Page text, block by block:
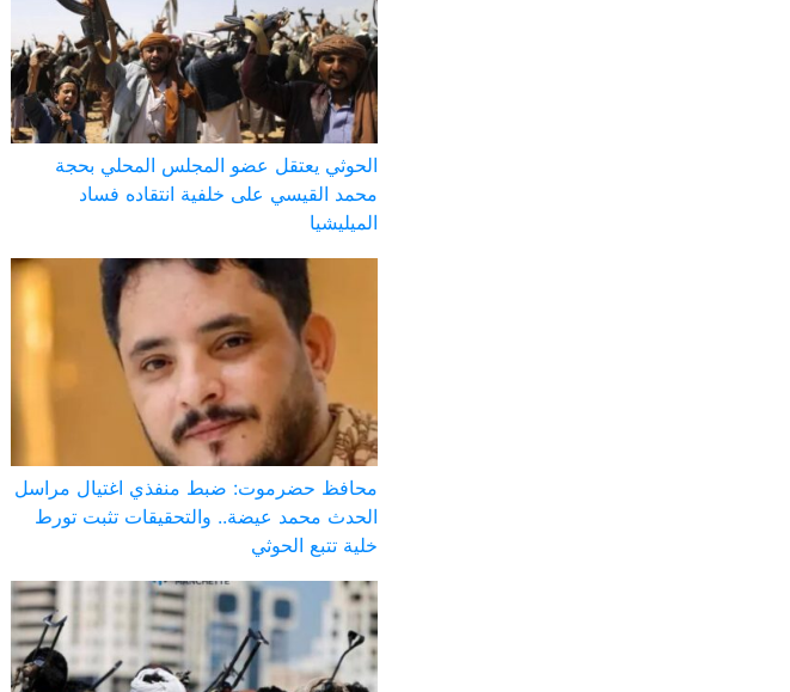
الحوثي يعتقل عضو المجلس المحلي بحجة
محمد القيسي على خلفية انتقاده فساد
الميليشيا
محافظ حضرموت: ضبط منفذي اغتيال مراسل
الحدث محمد عيضة.. والتحقيقات تثبت تورط
خلية تتبع الحوثي